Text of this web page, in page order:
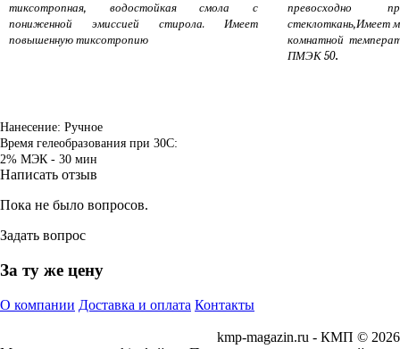
тиксотропная, водостойкая смола с
пониженной эмиссией стирола. Имеет
повышенную тиксотропию
превосходно
стеклоткань,Имеет
комнатной
ПМЭК 50.
Нанесение: Ручное
Время гелеобразования при 30С:
2% МЭК - 30 мин
Написать отзыв
Пока не было вопросов.
Задать вопрос
За ту же цену
О компании Доставка и оплата Контакты
kmp-magazin.ru - КМП © 2026